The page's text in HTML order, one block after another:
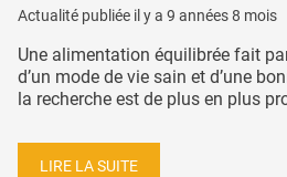
Actualité publiée il y a 9 années 8 mois
Une alimentation équilibrée fait
d’un mode de vie sain et d’une
la recherche est de plus en plus
LIRE LA SUITE